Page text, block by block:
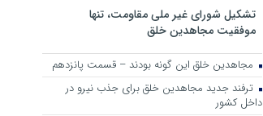
تشکیل شورای غیر ملی مقاومت، تنها
موفقیت مجاهدین خلق
مجاهدین خلق این گونه بودند – قسمت پانزدهم
ترفند جدید مجاهدین خلق برای جذب نیرو در
داخل کشور